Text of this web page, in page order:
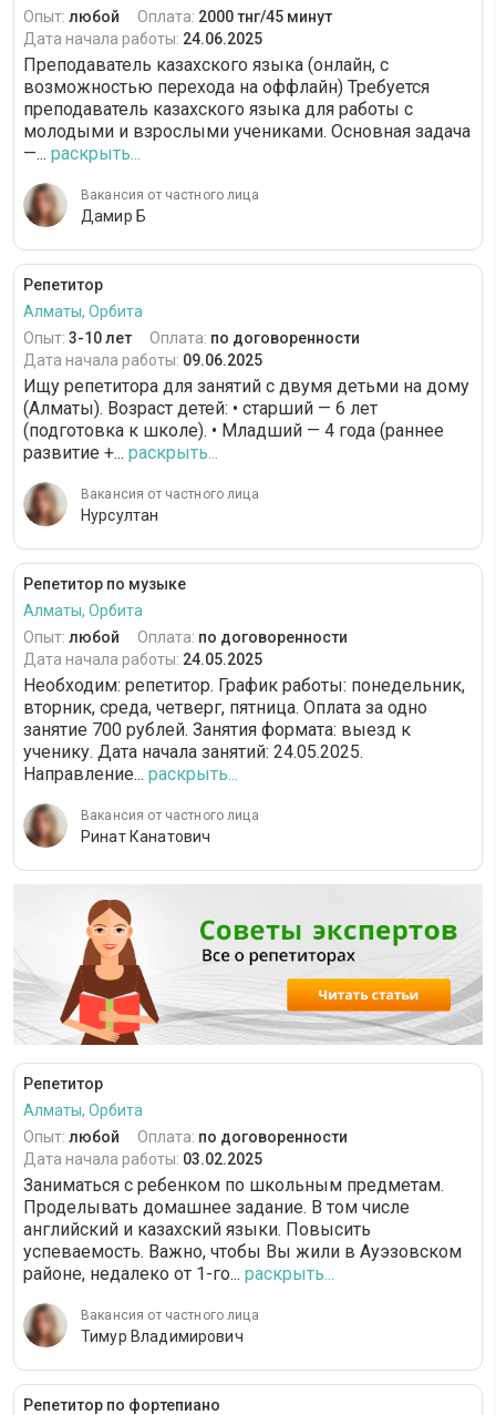
Опыт: любой Оплата: 2000 тнг/45 минут
Дата начала работы: 24.06.2025
Преподаватель казахского языка (онлайн, с
возможностью перехода на оффлайн) Требуется
преподаватель казахского языка для работы с
молодыми и взрослыми учениками. Основная задача
—... раскрыть...
Вакансия от частного лица
Дамир Б
Репетитор
Алматы, Орбита
Опыт: 3-10 лет Оплата: по договоренности
Дата начала работы: 09.06.2025
Ищу репетитора для занятий с двумя детьми на дому
(Алматы). Возраст детей: • старший — 6 лет
(подготовка к школе). • Младший — 4 года (раннее
развитие +... раскрыть...
Вакансия от частного лица
Нурсултан
Репетитор по музыке
Алматы, Орбита
Опыт: любой Оплата: по договоренности
Дата начала работы: 24.05.2025
Необходим: репетитор. График работы: понедельник,
вторник, среда, четверг, пятница. Оплата за одно
занятие 700 рублей. Занятия формата: выезд к
ученику. Дата начала занятий: 24.05.2025.
Направление... раскрыть...
Вакансия от частного лица
Ринат Канатович
Репетитор
Алматы, Орбита
Опыт: любой Оплата: по договоренности
Дата начала работы: 03.02.2025
Заниматься с ребенком по школьным предметам.
Проделывать домашнее задание. В том числе
английский и казахский языки. Повысить
успеваемость. Важно, чтобы Вы жили в Ауэзовском
районе, недалеко от 1-го... раскрыть...
Вакансия от частного лица
Тимур Владимирович
Репетитор по фортепиано